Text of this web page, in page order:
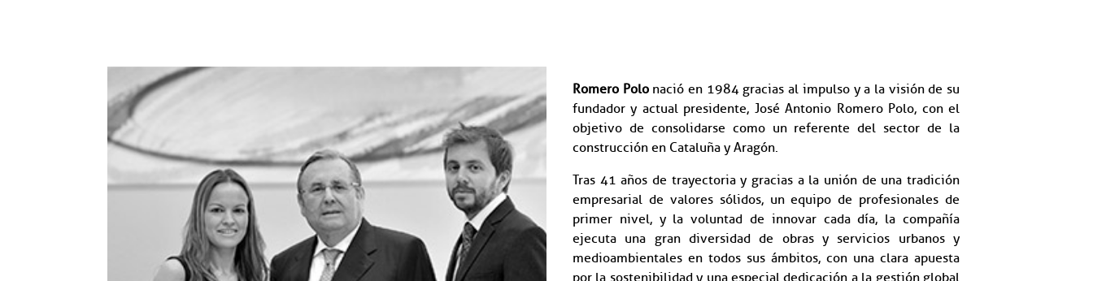
Romero Polonació en 1984 gracias al impulso y a la visión de su
fundador y actual presidente, José Antonio Romero Polo, con el
objetivo de consolidarse como un referente del sector de la
construcción en Cataluña y Aragón.
Tras 41 años de trayectoria y gracias a la unión de una tradición
empresarial de valores sólidos, un equipo de profesionales de
primer nivel, y la voluntad de innovar cada día, la compañía
ejecuta una gran diversidad de obras y servicios urbanos y
medioambientales en todos sus ámbitos, con una clara apuesta
por la sostenibilidad y una especial dedicación a la gestión global